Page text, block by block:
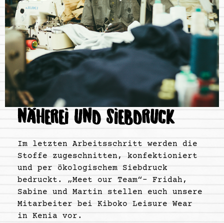
NÄHEREI UND SIEBDRUCK
Im letzten Arbeitsschritt werden die
Stoffe zugeschnitten, konfektioniert
und per ökologischem Siebdruck
bedruckt. „Meet our Team“- Fridah,
Sabine und Martin stellen euch unsere
Mitarbeiter bei Kiboko Leisure Wear
in Kenia vor.